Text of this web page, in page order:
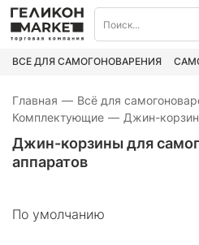
ВСЁ ДЛЯ САМОГОНОВАРЕНИЯ
Главная — Всё для
Комплектующие — Джин-
Джин-корзины для
аппаратов
По умолчанию